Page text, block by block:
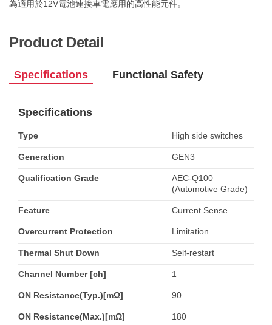
為適用於12V電池連接車電應用的高性能元件。
Product Detail
Specifications Functional Safety
Specifications
Type High side switches
Generation GEN3
Qualification Grade
AEC-Q100
(Automotive Grade)
Feature Current Sense
Overcurrent Protection Limitation
Thermal Shut Down Self-restart
Channel Number [ch] 1
ON Resistance(Typ.)[mΩ] 90
ON Resistance(Max.)[mΩ] 180